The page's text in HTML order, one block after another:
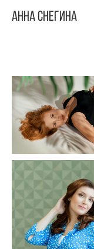
Анна Снегина